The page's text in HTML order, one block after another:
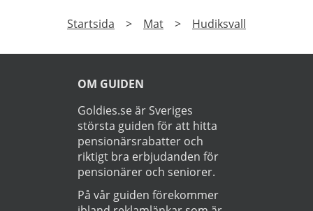
Startsida > Mat > Hudiksvall
OM GUIDEN
Goldies.se är Sveriges
största guiden för att hitta
pensionärsrabatter och
riktigt bra erbjudanden för
pensionärer och seniorer.
På vår guiden förekommer